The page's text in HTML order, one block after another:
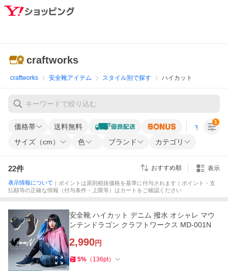
craftworks
craftworks 安全靴アイテム スタイル別で探す ハイカット
価格帯 送料無料 すべての条
サイズ（cm） 色 ブランド カテゴリ
1
22件 おすすめ順 表示
表示情報について ｜ポイントは原則税抜価格を基準に付与されます｜ポイント・支
払額等の正確な情報（付与条件・上限等）はカートをご確認ください
安全靴 ハイカット デニム 撥水 オシャレ マウ
ンテンドラゴン クラフトワークス MD-001N
2,990円
5% （ 136pt）